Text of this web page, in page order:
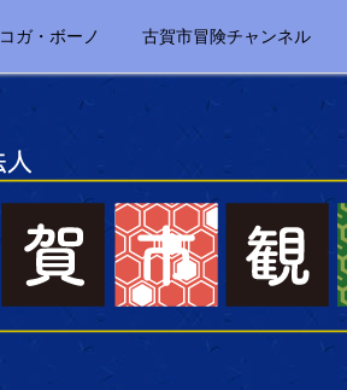
コガ・ボーノ 古賀市冒険チャンネル